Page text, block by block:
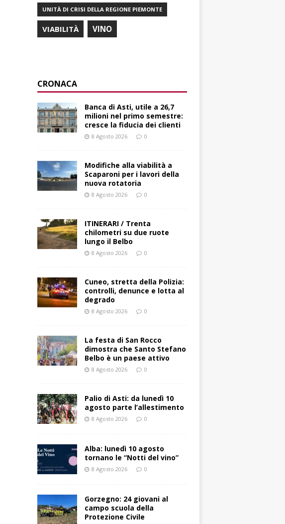
UNITÀ DI CRISI DELLA REGIONE PIEMONTE
VIABILITÀ VINO
CRONACA
Banca di Asti, utile a 26,7
milioni nel primo semestre:
cresce la fiducia dei clienti
8 Agosto 2026 0
Modifiche alla viabilità a
Scaparoni per i lavori della
nuova rotatoria
8 Agosto 2026 0
ITINERARI / Trenta
chilometri su due ruote
lungo il Belbo
8 Agosto 2026 0
Cuneo, stretta della Polizia:
controlli, denunce e lotta al
degrado
8 Agosto 2026 0
La festa di San Rocco
dimostra che Santo Stefano
Belbo è un paese attivo
8 Agosto 2026 0
Palio di Asti: da lunedì 10
agosto parte l’allestimento
8 Agosto 2026 0
Alba: lunedì 10 agosto
tornano le “Notti del vino”
8 Agosto 2026 0
Gorzegno: 24 giovani al
campo scuola della
Protezione Civile